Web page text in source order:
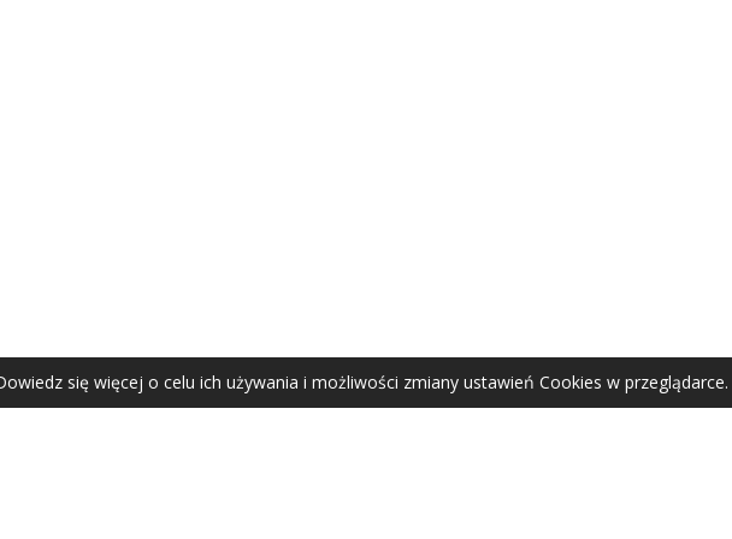
Agata Zubel © 2021
się więcej o celu ich używania i możliwości zmiany ustawień Cookies w przeglądarce.